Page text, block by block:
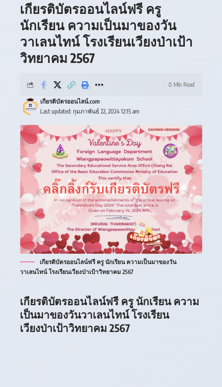
เกียรติบัตรออนไลน์ฟรี ครู
นักเรียน ความเป็นมาของวัน
วาเลนไทน์ โรงเรียนเวียงป่าเป้า
วิทยาคม 2567
Last updated: กุมภาพันธ์ 22, 2024 12:15 am
เกียรติบัตรออนไลน์.com
0 Min Read
เกียรติบัตรออนไลน์ฟรี ครู นักเรียน ความเป็นมาของวัน
วาเลนไทน์ โรงเรียนเวียงป่าเป้าวิทยาคม 2567
เกียรติบัตรออนไลน์ฟรี ครู นักเรียน ความ
เป็นมาของวันวาเลนไทน์ โรงเรียน
เวียงป่าเป้าวิทยาคม 2567